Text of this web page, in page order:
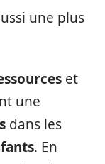
une plus
et
une
dans les
. En